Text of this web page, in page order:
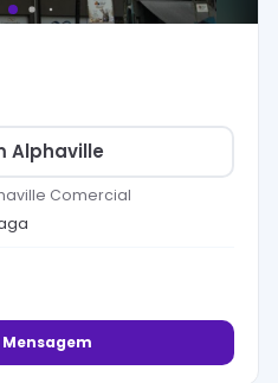
Alphaville
Comercial